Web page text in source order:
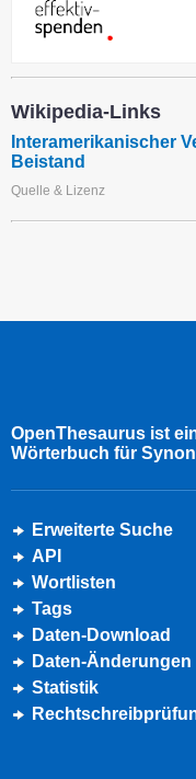
Wikipedia-Links
Interamerikanischer
Beistand
Quelle & Lizenz
OpenThesaurus ist
Wörterbuch für
Erweiterte Suche
API
Wortlisten
Tags
Daten-Download
Daten-Änderungen
Statistik